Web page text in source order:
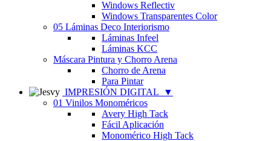
Windows Reflectiv
Windows Transparentes Color
05 Láminas Deco Interiorismo
Láminas Infeel
Láminas KCC
Máscara Pintura y Chorro Arena
Chorro de Arena
Para Pintar
IMPRESIÓN DIGITAL
▼
01 Vinilos Monoméricos
Avery High Tack
Fácil Aplicación
Monomérico High Tack